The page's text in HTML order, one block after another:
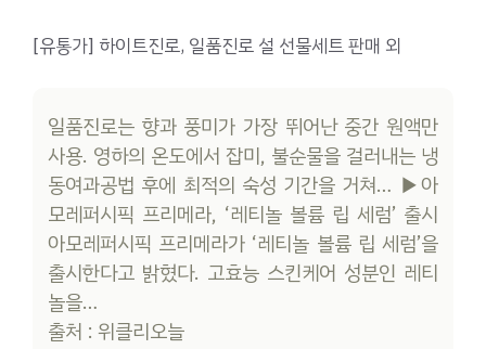
[유통가] 하이트진로, 일품진로 설 선물세트 판매 외
일품진로는 향과 풍미가 가장 뛰어난 중간 원액만
사용. 영하의 온도에서 잡미, 불순물을 걸러내는 냉
동여과공법 후에 최적의 숙성 기간을 거쳐… ▶아
모레퍼시픽 프리메라, ‘레티놀 볼륨 립 세럼’ 출시
아모레퍼시픽 프리메라가 ‘레티놀 볼륨 립 세럼’을
출시한다고 밝혔다. 고효능 스킨케어 성분인 레티
놀을…
출처 : 위클리오늘